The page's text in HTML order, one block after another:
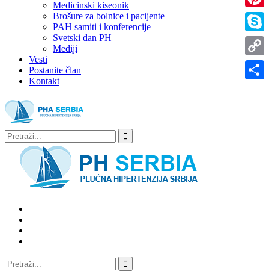
Medicinski kiseonik
Brošure za bolnice i pacijente
PAH samiti i konferencije
Svetski dan PH
Mediji
Vesti
Postanite član
Kontakt
Skype
Copy